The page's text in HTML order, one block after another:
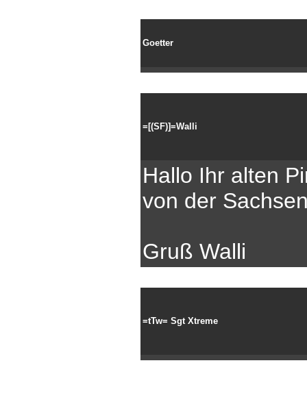
Goetter
=[(SF)]=Walli
Hallo Ihr alten
von der
Gruß Walli
=tTw= Sgt Xtreme